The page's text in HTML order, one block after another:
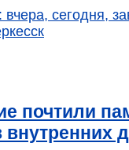
вчера, сегодня,
почтили
внутренних